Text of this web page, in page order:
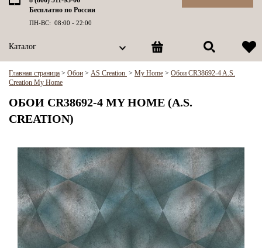
Бесплатно по России
ПН-ВС: 08:00 - 22:00
Каталог
Главная страница > Обои > AS Creation > My Home > Обои CR38692-4 A.S.
Creation My Home
ОБОИ CR38692-4 MY HOME (A.S.
CREATION)